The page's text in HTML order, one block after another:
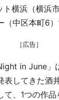
横浜（横浜
中区本町6）
［広告］
in June」
してきた酒
て、1つの作